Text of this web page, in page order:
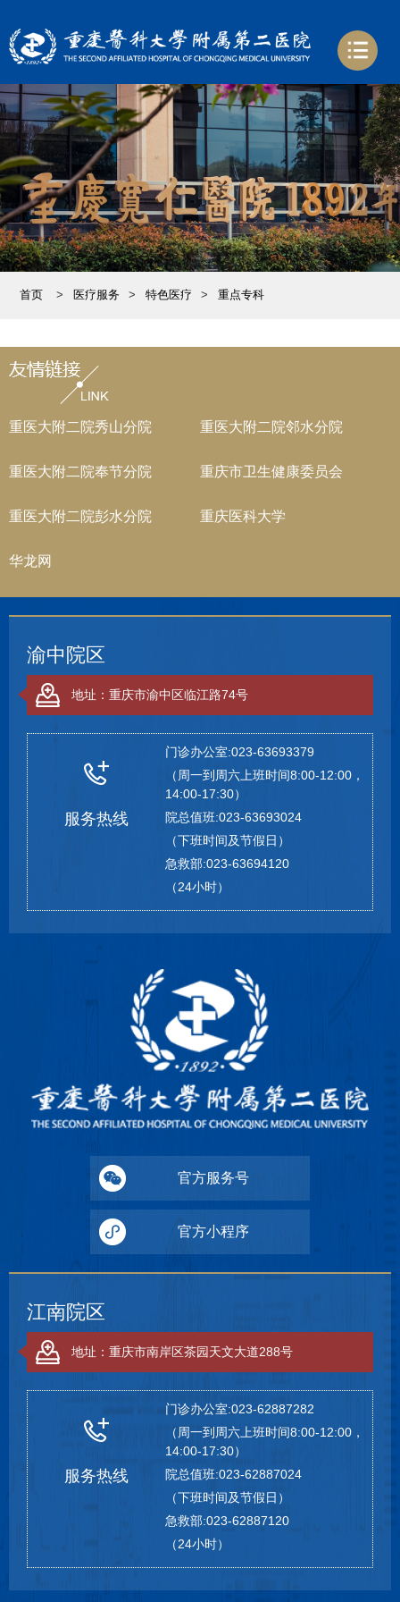
首页 > 医疗服务 > 特色医疗 > 重点专科
重医大附二院秀山分院 重医大附二院邻水分院
重医大附二院奉节分院 重庆市卫生健康委员会
重医大附二院彭水分院 重庆医科大学
华龙网
渝中院区
地址：重庆市渝中区临江路74号
服务热线
门诊办公室:023-63693379
（周一到周六上班时间8:00-12:00，
14:00-17:30）
院总值班:023-63693024
（下班时间及节假日）
急救部:023-63694120
（24小时）
官方服务号
官方小程序
江南院区
地址：重庆市南岸区茶园天文大道288号
服务热线
门诊办公室:023-62887282
（周一到周六上班时间8:00-12:00，
14:00-17:30）
院总值班:023-62887024
（下班时间及节假日）
急救部:023-62887120
（24小时）